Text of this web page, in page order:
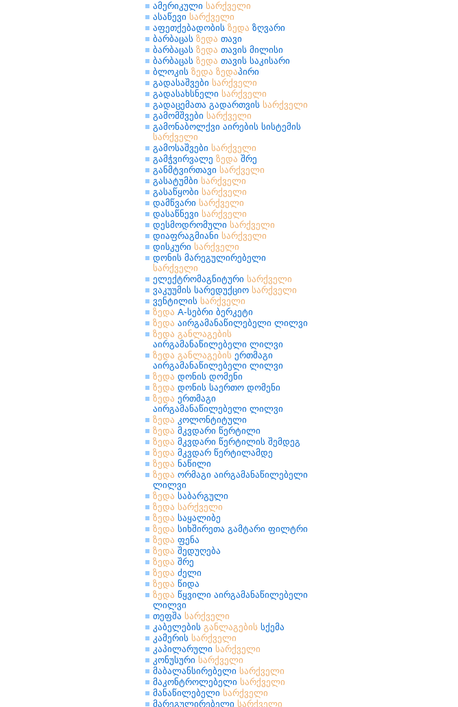
ამერიკული სარქველი
ასაწევი სარქველი
აფეთქებადობის ზედა ზღვარი
ბარბაცას ზედა თავი
ბარბაცას ზედა თავის მილისი
ბარბაცას ზედა თავის საკისარი
ბლოკის ზედა ზედაპირი
გადასაშვები სარქველი
გადასახსნელი სარქველი
გადაცემათა გადართვის სარქველი
გამომშვები სარქველი
გამონაბოლქვი აირების სისტემის
სარქველი
გამოსაშვები სარქველი
გამჭვირვალე ზედა შრე
განმტვირთავი სარქველი
გასატუმბი სარქველი
გასაწყობი სარქველი
დამწვარი სარქველი
დასაწნევი სარქველი
დესმოდრომული სარქველი
დიაფრაგმიანი სარქველი
დისკური სარქველი
დონის მარეგულირებელი
სარქველი
ელექტრომაგნიტური სარქველი
ვაკუუმის სარედუქციო სარქველი
ვენტილის სარქველი
ზედა A-სებრი ბერკეტი
ზედა აირგამანაწილებელი ლილვი
ზედა განლაგების
აირგამანაწილებელი ლილვი
ზედა განლაგების ერთმაგი
აირგამანაწილებელი ლილვი
ზედა დონის დომენი
ზედა დონის საერთო დომენი
ზედა ერთმაგი
აირგამანაწილებელი ლილვი
ზედა კოლონტიტული
ზედა მკვდარი წერტილი
ზედა მკვდარი წერტილის შემდეგ
ზედა მკვდარ წერტილამდე
ზედა ნაწილი
ზედა ორმაგი აირგამანაწილებელი
ლილვი
ზედა საბარგული
ზედა სარქველი
ზედა საყალიბე
ზედა სიხშირეთა გამტარი ფილტრი
ზედა ფენა
ზედა შედუღება
ზედა შრე
ზედა ძელი
ზედა წიდა
ზედა წყვილი აირგამანაწილებელი
ლილვი
თეფშა სარქველი
კაბელების განლაგების სქემა
კამერის სარქველი
კაპილარული სარქველი
კონუსური სარქველი
მაბალანსირებელი სარქველი
მაკონტროლებელი სარქველი
მანაწილებელი სარქველი
მარეგულირებელი სარქველი